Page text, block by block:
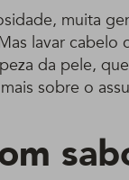
muita
lavar cabelo
da pele,
sobre o